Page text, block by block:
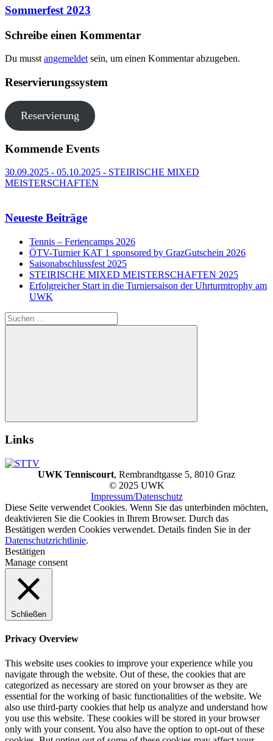
Sommerfest 2023
Schreibe einen Kommentar
Du musstangemeldetsein, um einen Kommentar abzugeben.
Reservierungssystem
Reservierung
Kommende Events
30.09.2025 - 05.10.2025 - STEIRISCHE MIXED
MEISTERSCHAFTEN
Neueste Beiträge
Tennis – Feriencamps 2026
ÖTV-Turnier KAT 1 sponsored by GrazGutschein 2026
Saisonabschlussfest 2025
STEIRISCHE MIXED MEISTERSCHAFTEN 2025
Erfolgreicher Start in die Turniersaison der Uhrturmtrophy am
UWK
Suchen
nach:
Suchen
Links
UWK Tenniscourt, Rembrandtgasse 5, 8010 Graz
© 2025 UWK
Impressum/Datenschutz
Diese Seite verwendet Cookies. Wenn Sie das unterbinden möchten,
deaktivieren Sie die Cookies in Ihrem Browser. Durch das
Bestätigen werden Cookies verwendet. Details finden Sie in der
Datenschutzrichtlinie.
Bestätigen
Manage consent
Schließen
Privacy Overview
This website uses cookies to improve your experience while you
navigate through the website. Out of these, the cookies that are
categorized as necessary are stored on your browser as they are
essential for the working of basic functionalities of the website. We
also use third-party cookies that help us analyze and understand how
you use this website. These cookies will be stored in your browser
only with your consent. You also have the option to opt-out of these